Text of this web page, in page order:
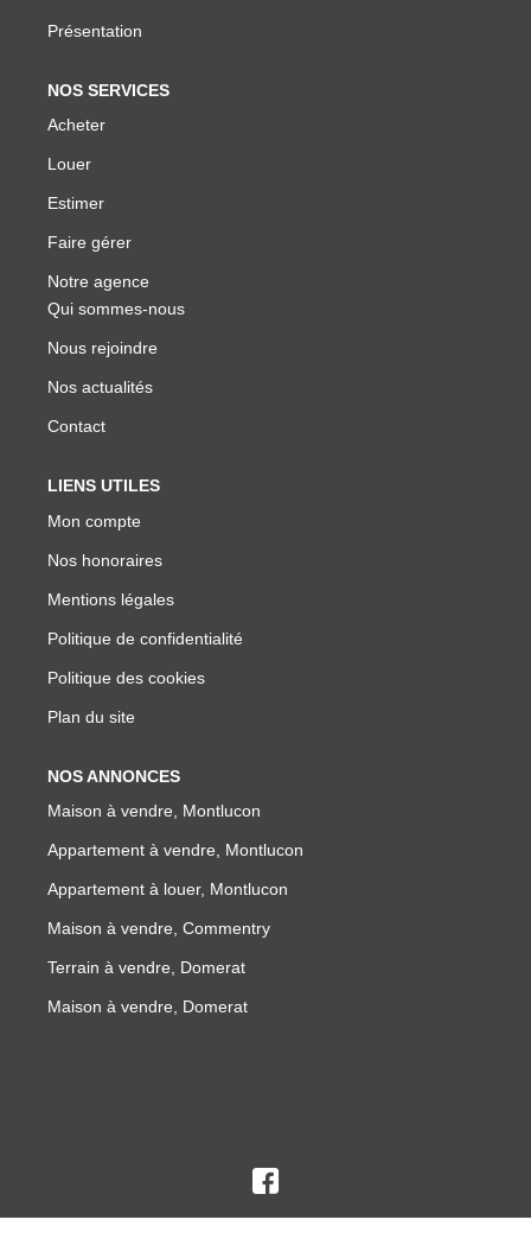
Présentation
NOS SERVICES
Acheter
Louer
Estimer
Faire gérer
Notre agence
Qui sommes-nous
Nous rejoindre
Nos actualités
Contact
LIENS UTILES
Mon compte
Nos honoraires
Mentions légales
Politique de confidentialité
Politique des cookies
Plan du site
NOS ANNONCES
Maison à vendre, Montlucon
Appartement à vendre, Montlucon
Appartement à louer, Montlucon
Maison à vendre, Commentry
Terrain à vendre, Domerat
Maison à vendre, Domerat